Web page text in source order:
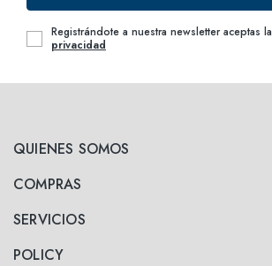
QUIENES SOMOS
COMPRAS
SERVICIOS
POLICY
Registrándote a nuestra newsletter aceptas la
privacidad